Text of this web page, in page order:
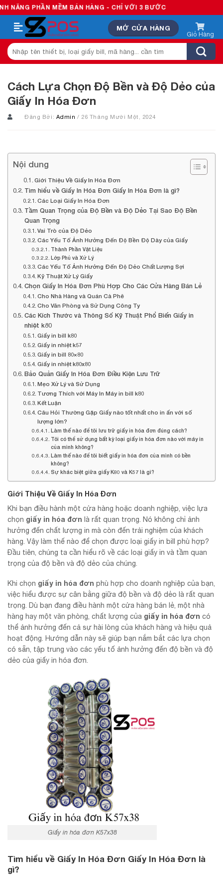
Skip
to
content
MỀM BÁN HÀNG - CHỈ VỚI 3 BƯỚC
MỞ CỬA HÀNG
Tìm
kiếm:
Cách Lựa Chọn Độ Bền và Độ Dẻo của
Giấy In Hóa Đơn
Đăng Bởi: Admin/ 26 Tháng Mười Một, 2024
Nội dung
Giới Thiệu Về Giấy In Hóa Đơn
Tìm hiểu về Giấy In Hóa Đơn Giấy In Hóa Đơn là gì?
Các Loại Giấy In Hóa Đơn
Tầm Quan Trọng của Độ Bền và Độ Dẻo Tại Sao Độ Bền
Quan Trọng
Vai Trò của Độ Dẻo
Các Yếu Tố Ảnh Hưởng Đến Độ Bền Độ Dày của Giấy
Thành Phần Vật Liệu
Lớp Phủ và Xử Lý
Các Yếu Tố Ảnh Hưởng Đến Độ Dẻo Chất Lượng Sợi
Kỹ Thuật Xử Lý Giấy
Chọn Giấy In Hóa Đơn Phù Hợp Cho Các Cửa Hàng Bán Lẻ
Cho Nhà Hàng và Quán Cà Phê
Cho Văn Phòng và Sử Dụng Công Ty
Các Kích Thước và Thông Số Kỹ Thuật Phổ Biến Giấy in
nhiệt k80
Giấy in bill k80
Giấy in nhiệt k57
Giấy in bill 80×80
Giấy in nhiệt k80x80
Bảo Quản Giấy In Hóa Đơn Điều Kiện Lưu Trữ
Mẹo Xử Lý và Sử Dụng
Tương Thích với Máy In Máy in bill k80
Kết Luận
Câu Hỏi Thường Gặp Giấy nào tốt nhất cho in ấn với số
lượng lớn?
Làm thế nào để tôi lưu trữ giấy in hóa đơn đúng cách?
Tôi có thể sử dụng bất kỳ loại giấy in hóa đơn nào với máy in
của mình không?
Làm thế nào để tôi biết giấy in hóa đơn của mình có bền
không?
Sự khác biệt giữa giấy K80 và K57 là gì?
Giới Thiệu Về Giấy In Hóa Đơn
Khi bạn điều hành một cửa hàng hoặc doanh nghiệp, việc lựa
chọn giấy in hóa đơn là rất quan trọng. Nó không chỉ ảnh
hưởng đến chất lượng in mà còn đến trải nghiệm của khách
hàng. Vậy làm thế nào để chọn được loại giấy in bill phù hợp?
Đầu tiên, chúng ta cần hiểu rõ về các loại giấy in và tầm quan
trọng của độ bền và độ dẻo của chúng.
Khi chọn giấy in hóa đơn phù hợp cho doanh nghiệp của bạn,
việc hiểu được sự cân bằng giữa độ bền và độ dẻo là rất quan
trọng. Dù bạn đang điều hành một cửa hàng bán lẻ, một nhà
hàng hay một văn phòng, chất lượng của giấy in hóa đơn có
thể ảnh hưởng đến cả sự hài lòng của khách hàng và hiệu quả
hoạt động. Hướng dẫn này sẽ giúp bạn nắm bắt các lựa chọn
có sẵn, tập trung vào các yếu tố ảnh hưởng đến độ bền và độ
dẻo của giấy in hóa đơn.
Giấy in hóa đơn K57x38
Tìm hiểu về Giấy In Hóa Đơn Giấy In Hóa Đơn là
gì?